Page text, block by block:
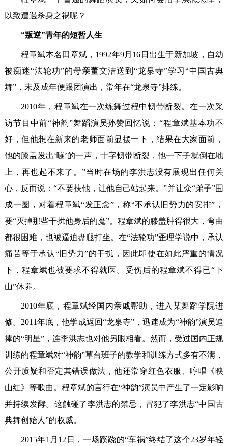
以致遭遇杀身之祸呢？
“叛逆”青年的短暂人生
程章斌本名田章斌，1992年9月16日出生于新加坡，自幼
被痴迷“法轮功”的母亲董文洁送到“龙泉寺”学习“中国古典
舞”，未及成年便跟团演出，常年在“龙泉寺”排练。
2010年，程章斌在一次练舞过程中韧带断裂。在一次采
访节目中前“神韵”舞蹈演员孙赞回忆说：“程章斌基本功不
好，但他想在新来的老师面前显摆一下，结果在大家面前，
他的膝盖发出‘嘣’的一声，十字韧带断裂，他一下子就倒在地
上，再也起不来了。”当时在场的李洪志没有展现出任何关
心，反而说：“不要扶他，让他自己站起来。”并让众“弟子”围
成一圈，对着程章斌“发正念”，称“不承认旧势力的安排”，
要“灭掉那些干扰他身后的魔”。程章斌的膝盖肿得很大，弯曲
都很困难，也被逼迫盘腿打坐。在“法轮功”歪理学说中，承认
痛苦等于承认“旧势力”的干扰，因此即使在如此严重的情况
下，程章斌也被要求不得就医。受伤后的程章斌不得已“下
山”休养。
2010年底，程章斌经国内亲戚帮助，进入某舞蹈学院进
修。2011年底，他学成返回“龙泉寺”，迅速成为“神韵”演员追
捧的“明星”，连李洪志也对他另眼相看。然而，受过国内正规
训练的程章斌对“神韵”草台班子的教学和训练方式多有不满，
公开质疑和否定其错误做法，他还常穿红色衣服、哼唱《映
山红》等歌曲。程章斌的言行在“神韵”演员中产生了一定影响
并持续发酵。这触碰了李洪志的禁忌，冒犯了李洪志“中国古
典舞创始人”的权威。
2015年1月12日，一场蹊跷的“车祸”终结了这个23岁年轻